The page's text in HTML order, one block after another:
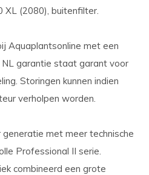
XL (2080), buitenfilter.
Aquaplantsonline met een
NL garantie staat garant voor
Storingen kunnen indien
verholpen worden.
met meer technische
Professional II serie.
combineerd een grote